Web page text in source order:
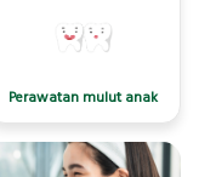
Perawatan mulut anak